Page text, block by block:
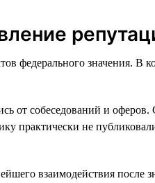
федерального значения. В
от собеседований и оферов.
практически не
взаимодействия после